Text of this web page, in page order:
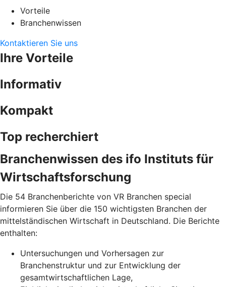
Vorteile
Branchenwissen
Kontaktieren Sie uns
Ihre Vorteile
Informativ
Kompakt
Top recherchiert
Branchenwissen des ifo Instituts für
Wirtschaftsforschung
Die 54 Branchenberichte von VR Branchen special
informieren Sie über die 150 wichtigsten Branchen der
mittelständischen Wirtschaft in Deutschland. Die Berichte
enthalten:
Untersuchungen und Vorhersagen zur
Branchenstruktur und zur Entwicklung der
gesamtwirtschaftlichen Lage,